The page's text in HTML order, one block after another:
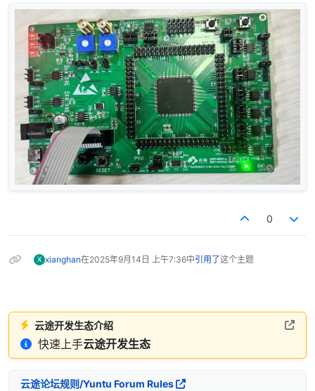
0
X xianghan在2025年9月14日 上午7:36中引用了这个主题
云途开发生态介绍
快速上手云途开发生态
云途论坛规则/Yuntu Forum Rules